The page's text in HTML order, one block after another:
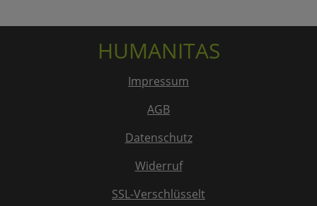
HUMANITAS
Impressum
AGB
Datenschutz
Widerruf
SSL-Verschlüsselt